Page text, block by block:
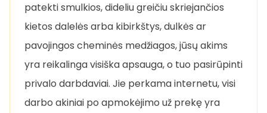
patekti smulkios, dideliu greičiu skriejančios
kietos dalelės arba kibirkštys, dulkės ar
pavojingos cheminės medžiagos, jūsų akims
yra reikalinga visiška apsauga, o tuo pasirūpinti
privalo darbdaviai. Jie perkama internetu, visi
darbo akiniai po apmokėjimo už prekę yra